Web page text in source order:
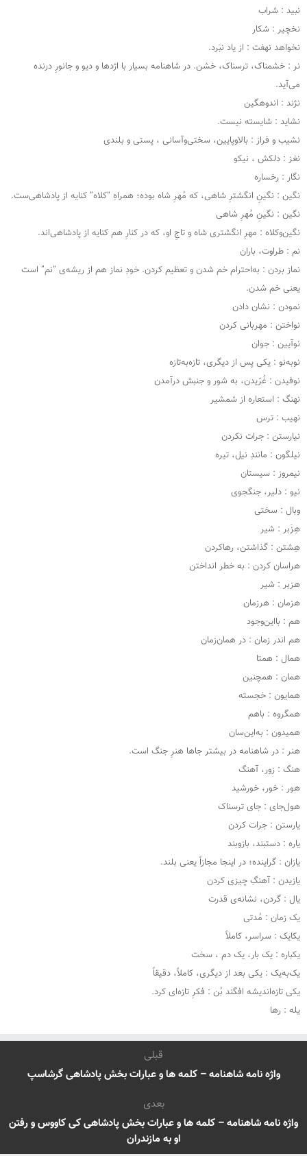
نبید : شراب
نخچیر : شکار
نخواهد نهفت : از یاد نبَرد.
نر : خشمناک، ترسناک، خشن. در شاهنامه بسیار با اژدها و دیو و جانورِ درنده
می‌آید.
نژند : اندوهگین
نشاید : شایسته نیست.
نشیب و فراز : بالاوپایین، سختی‌وآسانی ، پستی و بلندی
نغز : دلکش ، نیکو
نگار : رخساره
نگین : نگینِ انگشترِ شاهی، که مُهرِ شاه بوده؛ همراهِ “کلاه” کنایه از پادشاهی‌‌ست.
نگین : نگینِ مُهرِ شاهی
نگین‌وکلاه : مهرِ انگشتری شاه و تاجِ او، که در کنارِ هم کنایه از پادشاهی‌اند.
نم : طراوت، باران
نماز بردن : به‌احترام خم شدن و تعظیم کردن. خودِ نماز هم از ریشه‌ی “نم” است
یعنی خم شدن.
نمودن : نشان دادن
نواختن : مهربانی کردن
نوآیین : جوان
نوبه‌نو : یکی پس از دیگری، تازه‌به‌تازه
نوفیدن : غُرّیدن، به شور و جنبش درآمدن
نهنگ : استعاره از شمشیر
نهیب : ترس
نیارستن : جرات نکردن
نیلگون : مانندِ نیل، تیره
نیمروز : سیستان
نیو : دلیر، جنگجوی
وبال : سختی
هِزَبر : شیر
هِشتن : گذاشتن، رهاکردن
هراسان کردن : به خطر انداختن
هزبر : شیر
هزمان : هرزمان
هم : بااین‌وجود
هم اندر زمان : در همان‌زمان
همال : همتا
همان : همچنین
همایون : خجسته
همگروه : باهم
همیدون : به‌این‌سان
هنر : در شاهنامه در بیشتر جاها هنرِ جنگ است.
هنگ : زور، آهنگ
هور : خور، خورشید
هول‌جای : جای ترسناک
یارستن : جرات کردن
یاره : دستبند، بازوبند
یازان : گراینده؛ در اینجا مجازاً یعنی بلند.
یازیدن : آهنگِ چیزی کردن
یال : گردن، نشانه‌ی قدرت
یک زمان : مُدتی
یکایک : سراسر، کاملاً
یکباره : یک بار، یک دم ، سخت
یک‌به‌یک : یکی بعد از دیگری، کاملاً، دقیقاً
یکی تازه‌اندیشه افگند بُن : فکرِ تازه‌ای کرد.
یله : رها
قبلی
واژه نامه شاهنامه – کلمه ها و عبارات بخش پادشاهی گرشاسپ
بعدی
واژه نامه شاهنامه – کلمه ها و عبارات بخش پادشاهی کی کاووس و رفتن
او به مازندران